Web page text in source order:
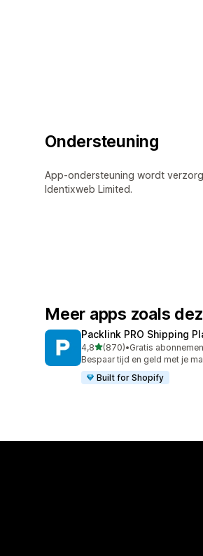
Ondersteuning
App-ondersteuning wordt
Identixweb Limited.
Meer apps zoals
Packlink PRO Shipping
4,8van 5 sterren
(870)
870 recensies in totaal
•Gratis
Bespaar tijd en geld met je
Built for Shopify